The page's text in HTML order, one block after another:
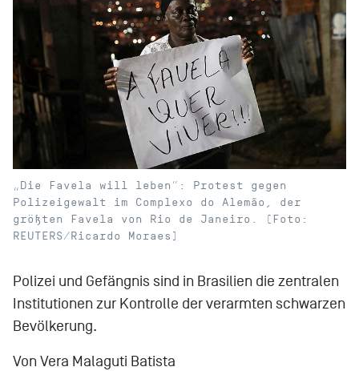
„Die Favela will leben“: Protest gegen
Polizeigewalt im Complexo do Alemão, der
größten Favela von Rio de Janeiro. (Foto:
REUTERS/Ricardo Moraes)
Polizei und Gefängnis sind in Brasilien die zentralen
Institutionen zur Kontrolle der verarmten schwarzen
Bevölkerung.
Von Vera Malaguti Batista